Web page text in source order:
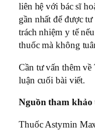
liên hệ với bác sĩ
gần nhất để được
trách nhiệm y tế
thuốc mà không
Cần tư vấn thêm
luận cuối bài viết.
Nguồn tham
Thuốc Astymin